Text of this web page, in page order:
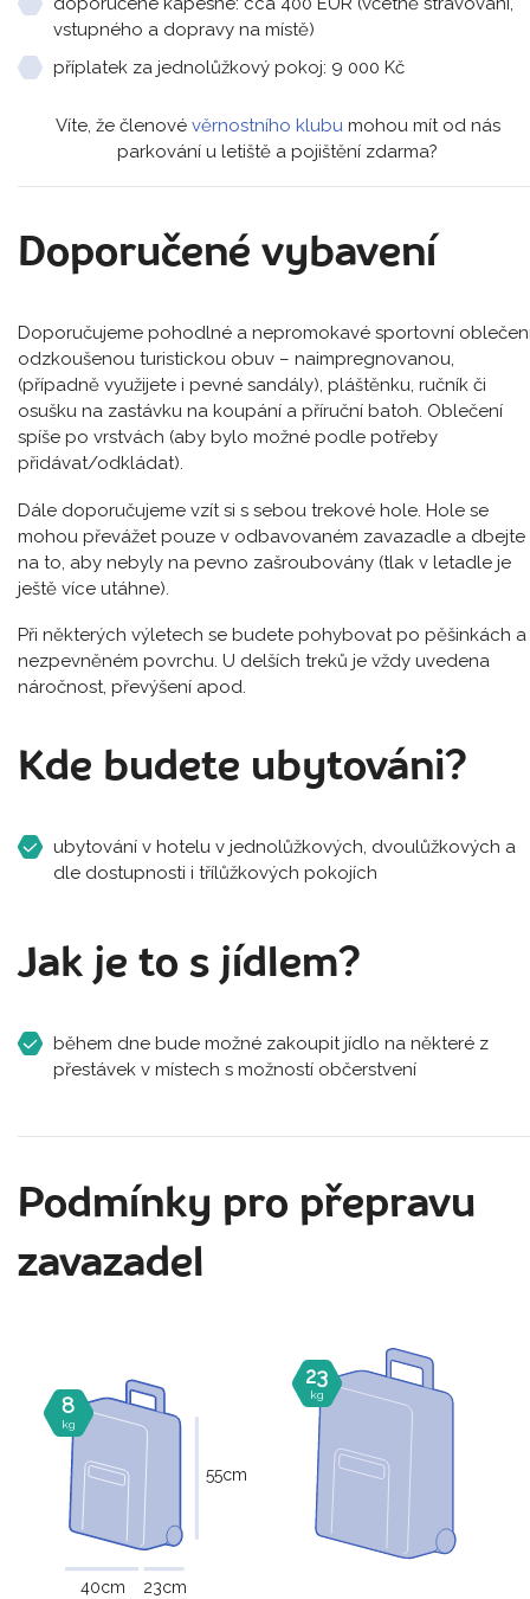
vstupného a dopravy na místě)
příplatek za jednolůžkový pokoj: 9 000 Kč
Víte, že členové věrnostního klubu mohou mít od nás
parkování u letiště a pojištění zdarma?
Doporučené vybavení
Doporučujeme pohodlné a nepromokavé sportovní
odzkoušenou turistickou obuv – naimpregnovanou,
(případně využijete i pevné sandály), pláštěnku, ručník či
osušku na zastávku na koupání a příruční batoh. Oblečení
spíše po vrstvách (aby bylo možné podle potřeby
přidávat/odkládat).
Dále doporučujeme vzít si s sebou trekové hole. Hole se
mohou převážet pouze v odbavovaném zavazadle a dbejte
na to, aby nebyly na pevno zašroubovány (tlak v letadle je
ještě více utáhne).
Při některých výletech se budete pohybovat po pěšinkách a
nezpevněném povrchu. U delších treků je vždy uvedena
náročnost, převýšení apod.
Kde budete ubytováni?
ubytování v hotelu v jednolůžkových, dvoulůžkových a
dle dostupnosti i třílůžkových pokojích
Jak je to s jídlem?
během dne bude možné zakoupit jídlo na některé z
přestávek v místech s možností občerstvení
Podmínky pro přepravu
zavazadel
8
kg
55cm
40cm 23cm
23
kg